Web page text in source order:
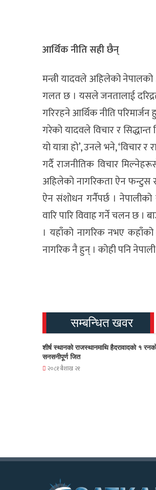
आर्थिक नीति सही छैन्
मन्त्री यादवले अहिलेको
गलत छ । यसले जनतालाई
गरिरहने आर्थिक नीति
गरेको यादवले विचार र
यो यात्रा हो’, उनले भने,
गर्दै राजनीतिक विचार
अहिलेको नागरिकता ऐन फन्टुस
ऐन संशोधन गर्नैपर्छ । नेपालीको
वारि पारि विवाह गर्ने चलन छ ।
। यहाँको नागरिक नभए
नागरिक नै हुन् । कोही पनि
सम्बन्धित खवर
शीर्ष स्थानको राजस्थानमाथि हैदरावादको १
सनसनीपूर्ण जित
२०८१ बैशाख २१